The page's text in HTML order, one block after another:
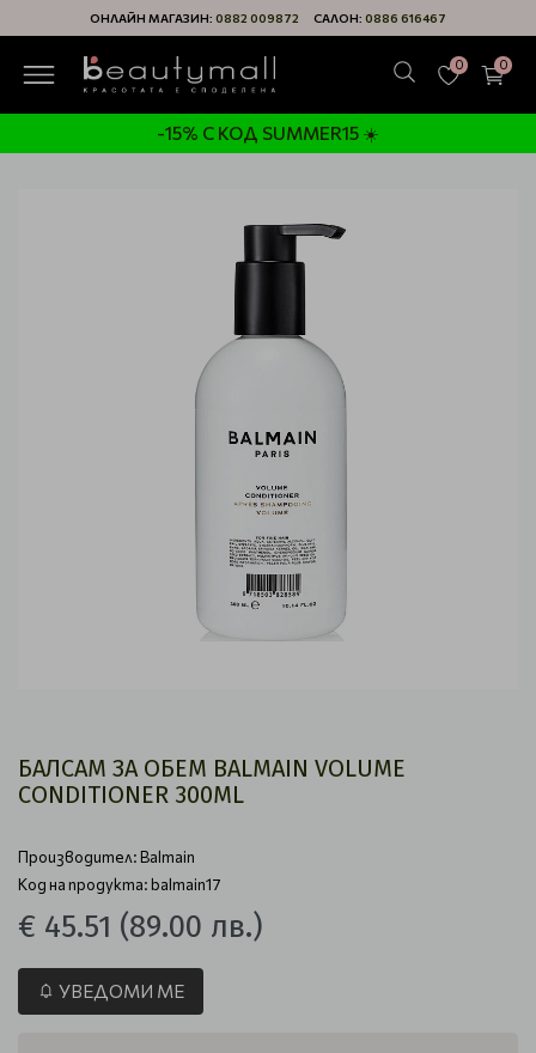
ОНЛАЙН МАГАЗИН: 0882 009872 САЛОН: 0886 616467
0 0
-15% С КОД SUMMER15 ☀️
БАЛСАМ ЗА ОБЕМ BALMAIN VOLUME
CONDITIONER 300ML
Производител:Balmain
Код на продукта: balmain17
€ 45.51 (89.00 лв.)
УВЕДОМИ МЕ